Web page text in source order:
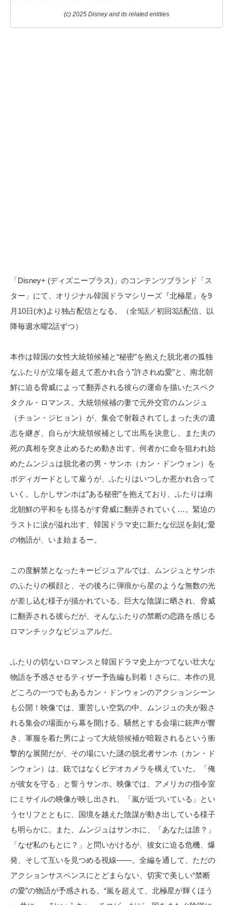
(c) 2025 Disney and its related entities
「Disney+ (ディズニープラス)」のコンテンツブランド「ス
ター」にて、オリジナル韓国ドラマシリーズ『北極星』を9
月10日(水)より独占配信となる。（全9話／初回3話配信、以
降毎週水曜2話ずつ）
本作は韓国の女性大統領候補と“秘密”を抱えた脱北者の孤独
なふたりが立場を超えて惹かれ合う”許されぬ愛”と、南北朝
鮮に迫る脅威によって翻弄される彼らの運命を描いたスペク
タクル・ロマンス。大統領候補の妻で元外交官のムンジュ
（チョン・ジヒョン）が、集会で射殺されてしまった夫の遺
志を継ぎ、自らが大統領候補として出馬を決意し、また夫の
死の真相を突き止めるため動き出す。何者かに命を狙われ始
めたムンジュは脱北者の男・サンホ（カン・ドンウォン）を
ボディガードとして雇うが、ふたりはいつしか惹かれ合って
いく。しかしサンホは”ある秘密”を抱えており、ふたりは南
北朝鮮の平和をも揺るがす脅威に翻弄されていく…。緊迫の
ラストに涙が溢れ出す、韓国ドラマ史に新たな伝説を刻む愛
の物語が、いま始まるー。
この度解禁となったキービジュアルでは、ムンジュとサンホ
のふたりの横顔と、その後ろに弾痕から星のような無数の光
が差し込む様子が描かれている。巨大な陰謀に晒され、脅威
に翻弄される彼らだが、そんなふたりの禁断の恋路を感じる
ロマンチックなビジュアルだ。
ふたりの切ないロマンスと韓国ドラマ史上かつてない壮大な
物語を予感させるティザー予告編も到着！さらに、本作の見
どころの一つでもあるカン・ドンウォンのアクションシーン
も公開！映像では、重苦しい空気の中、ムンジュの夫が殺さ
れる集会の場面から幕を開ける。騒然とする会場に銃声が響
き、軍服を着た男によって大統領候補が暗殺されるという衝
撃的な展開だが、その場にいた謎の脱北者サンホ（カン・ド
ンウォン）は、銃ではなくビデオカメラを構えていた。「俺
が彼女を守る」と誓うサンホ。映像では、アメリカの指令室
にミサイルの映像が映し出され、「嵐が近づいている」とい
うセリフとともに、国境を越えた陰謀が動き出している様子
も明らかに。また、ムンジュはサンホに、「あなたは誰？」
「なぜ私のもとに？」と問いかけるが、彼女に迫る危機、爆
発、そして互いを見つめる視線――。全編を通して、ただの
アクションサスペンスにとどまらない、切実で美しい“禁断
の愛”の物語が予感される。“嵐を超えて、北極星が輝くほう